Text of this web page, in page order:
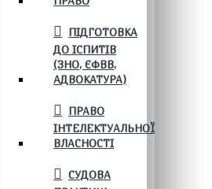
ПІДГОТОВКА
ДО ІСПИТІВ
(ЗНО, ЄФВВ,
АДВОКАТУРА)
ПРАВО
ІНТЕЛЕКТУАЛЬНОЇ
ВЛАСНОСТІ
СУДОВА